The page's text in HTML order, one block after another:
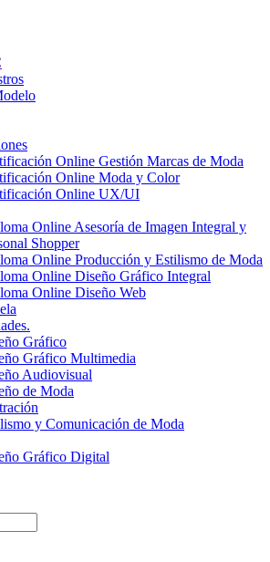
Online Gestión Marcas de Moda
Online Moda y Color
Online UX/UI
Online Asesoría de Imagen Integral y
Shopper
Online Producción y Estilismo de Moda
Online Diseño Gráfico Integral
Online Diseño Web
Gráfico
Gráfico Multimedia
Audiovisual
de Moda
y Comunicación de Moda
Gráfico Digital